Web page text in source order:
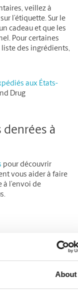
About
veillez à
l’étiquette. Sur le
cadeau et que les
Pour certaines
des ingrédients,
aux États-
Drug
denrées à
pour découvrir
vous aider à faire
à l’envoi de